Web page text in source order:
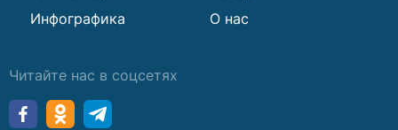
Инфографика
О нас
Читайте нас в соцсетях